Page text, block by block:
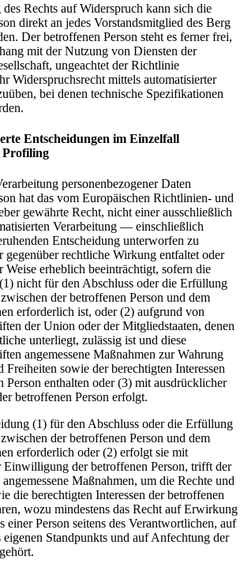
Rechts auf Widerspruch kann sich die
direkt an jedes Vorstandsmitglied des Berg
Der betroffenen Person steht es ferner frei,
mit der Nutzung von Diensten der
ungeachtet der Richtlinie
Widerspruchsrecht mittels automatisierter
bei denen technische Spezifikationen
Entscheidungen im Einzelfall
Profiling
personenbezogener Daten
hat das vom Europäischen Richtlinien- und
gewährte Recht, nicht einer ausschließlich
Verarbeitung — einschließlich
Entscheidung unterworfen zu
gegenüber rechtliche Wirkung entfaltet oder
Weise erheblich beeinträchtigt, sofern die
nicht für den Abschluss oder die Erfüllung
der betroffenen Person und dem
erforderlich ist, oder (2) aufgrund von
der Union oder der Mitgliedstaaten, denen
unterliegt, zulässig ist und diese
angemessene Maßnahmen zur Wahrung
Freiheiten sowie der berechtigten Interessen
Person enthalten oder (3) mit ausdrücklicher
betroffenen Person erfolgt.
(1) für den Abschluss oder die Erfüllung
der betroffenen Person und dem
erforderlich oder (2) erfolgt sie mit
Einwilligung der betroffenen Person, trifft der
Maßnahmen, um die Rechte und
die berechtigten Interessen der betroffenen
wozu mindestens das Recht auf Erwirkung
einer Person seitens des Verantwortlichen, auf
eigenen Standpunkts und auf Anfechtung der